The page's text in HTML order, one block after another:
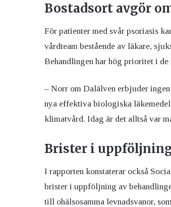
Bostadsort avgör
För patienter med svår psoriasis
vårdteam bestående av läkare,
Behandlingen har hög prioritet i
– Norr om Dalälven erbjuder
nya effektiva biologiska
klimatvård. Idag är det alltså var
Brister i
I rapporten konstaterar också
brister i uppföljning av
till ohälsosamma levnadsvanor,